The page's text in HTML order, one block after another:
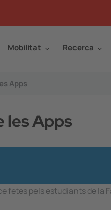
Mobilitat Recerca
Apps
les Apps
fetes pels estudiants de la